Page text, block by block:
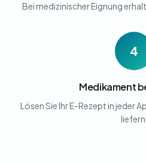
Bei medizinischer Eignung
4
Medikament
Lösen Sie Ihr E-Rezept in jeder
liefern.